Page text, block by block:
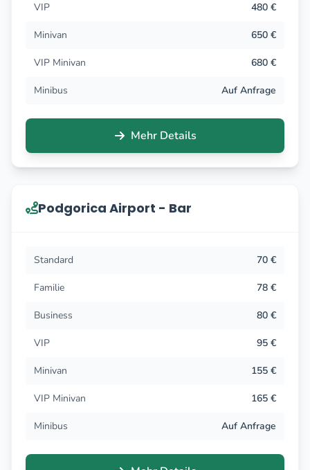
VIP 480 €
Minivan 650 €
VIP Minivan 680 €
Minibus Auf Anfrage
Mehr Details
Podgorica Airport - Bar
Standard 70 €
Familie 78 €
Business 80 €
VIP 95 €
Minivan 155 €
VIP Minivan 165 €
Minibus Auf Anfrage